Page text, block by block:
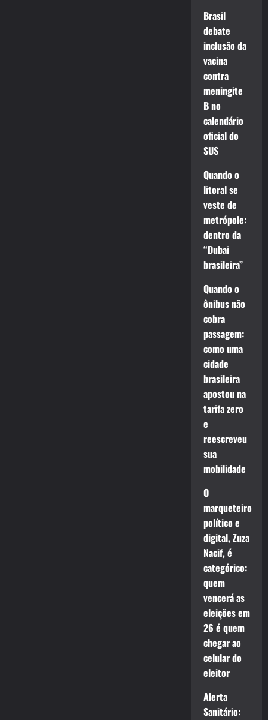
Brasil
debate
inclusão da
vacina
contra
meningite
B no
calendário
oficial do
SUS
Quando o
litoral se
veste de
metrópole:
dentro da
“Dubai
brasileira”
Quando o
ônibus não
cobra
passagem:
como uma
cidade
brasileira
apostou na
tarifa zero
e
reescreveu
sua
mobilidade
O
marqueteiro
político e
digital, Zuza
Nacif, é
categórico:
quem
vencerá as
eleições em
26 é quem
chegar ao
celular do
eleitor
Alerta
Sanitário: